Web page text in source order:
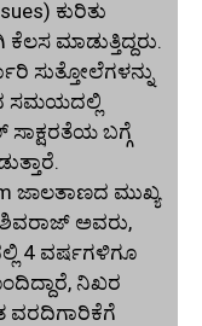
ಕುರಿತು
ಮಾಡುತ್ತಿದ್ದರು.
ಸುತ್ತೋಲೆಗಳನ್ನು
ಸಮಯದಲ್ಲಿ
ಬಗ್ಗೆ
ಜಾಲತಾಣದ ಮುಖ್ಯ
ಅವರು,
4 ವರ್ಷಗಳಿಗೂ
ನಿಖರ